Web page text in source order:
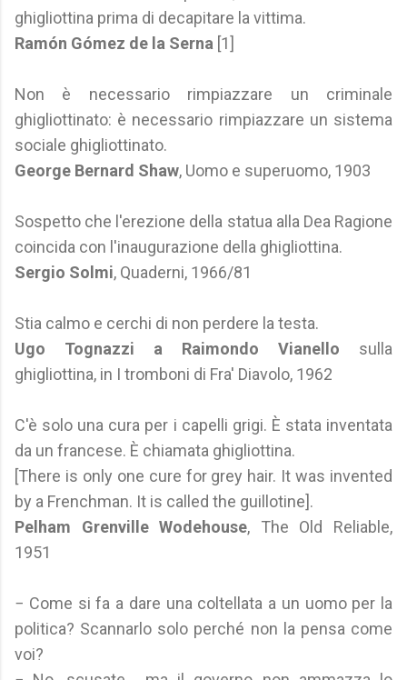
ghigliottina prima di decapitare la vittima.
Ramón Gómez de la Serna [1]
Non è necessario rimpiazzare un criminale
ghigliottinato: è necessario rimpiazzare un sistema
sociale ghigliottinato.
George Bernard Shaw, Uomo e superuomo, 1903
Sospetto che l'erezione della statua alla Dea Ragione
coincida con l'inaugurazione della ghigliottina.
Sergio Solmi, Quaderni, 1966/81
Stia calmo e cerchi di non perdere la testa.
Ugo Tognazzi a Raimondo Vianello sulla
ghigliottina, in I tromboni di Fra' Diavolo, 1962
C'è solo una cura per i capelli grigi. È stata inventata
da un francese. È chiamata ghigliottina.
[There is only one cure for grey hair. It was invented
by a Frenchman. It is called the guillotine].
Pelham Grenville Wodehouse, The Old Reliable,
1951
− Come si fa a dare una coltellata a un uomo per la
politica? Scannarlo solo perché non la pensa come
voi?